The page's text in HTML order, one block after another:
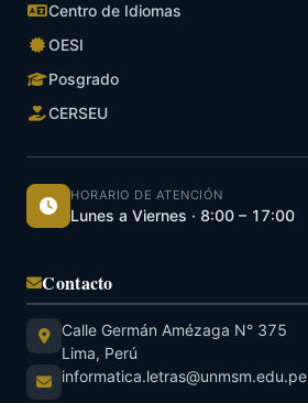
Centro de Idiomas
OESI
Posgrado
CERSEU
HORARIO DE ATENCIÓN
Lunes a Viernes · 8:00 – 17:00
Contacto
Calle Germán Amézaga N° 375
Lima, Perú
informatica.letras@unmsm.edu.pe